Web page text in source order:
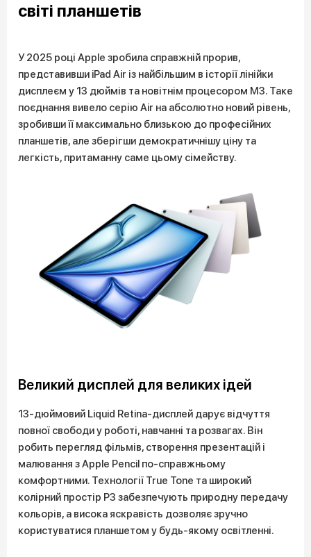
світі планшетів
У 2025 році Apple зробила справжній прорив,
представивши iPad Air із найбільшим в історії лінійки
дисплеєм у 13 дюймів та новітнім процесором M3. Таке
поєднання вивело серію Air на абсолютно новий рівень,
зробивши її максимально близькою до професійних
планшетів, але зберігши демократичнішу ціну та
легкість, притаманну саме цьому сімейству.
Великий дисплей для великих ідей
13-дюймовий Liquid Retina-дисплей дарує відчуття
повної свободи у роботі, навчанні та розвагах. Він
робить перегляд фільмів, створення презентацій і
малювання з Apple Pencil по-справжньому
комфортними. Технології True Tone та широкий
колірний простір P3 забезпечують природну передачу
кольорів, а висока яскравість дозволяє зручно
користуватися планшетом у будь-якому освітленні.